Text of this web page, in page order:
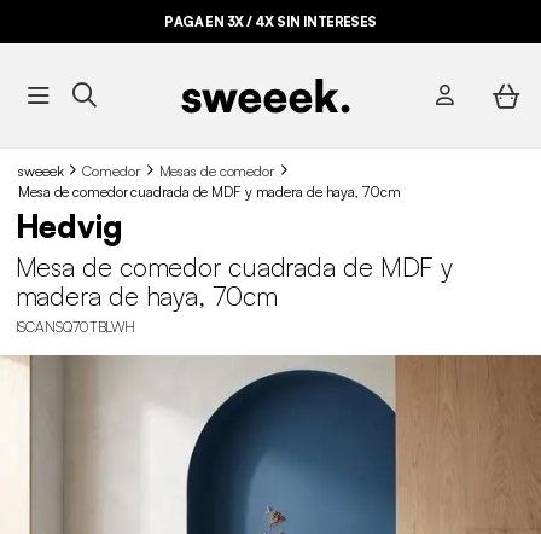
PAGA EN 3X / 4X SIN INTERESES
sweeek Comedor
Mesas de comedor
Mesa de comedor cuadrada de MDF y madera de haya, 70cm
Hedvig
Mesa de comedor cuadrada de MDF y
madera de haya, 70cm
ISCANSQ70TBLWH